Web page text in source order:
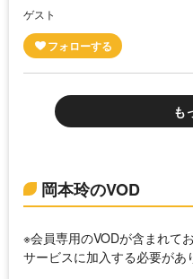
ゲスト
も
岡本玲のVOD
※会員専用のVODが含まれて
サービスに加入する必要があ